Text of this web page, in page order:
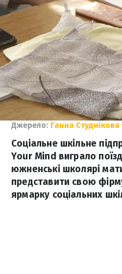
Джерело: Ганна Студнікова
Соціальне шкільне
Your Mind виграло
южненські школярі
представити свою
ярмарку соціальних